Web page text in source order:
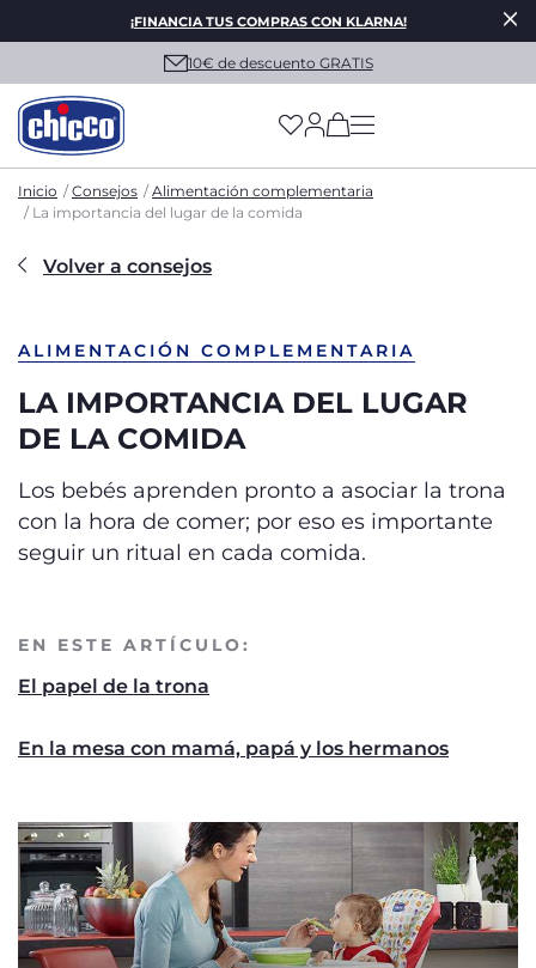
¡FINANCIA TUS COMPRAS CON KLARNA!
10€ de descuento GRATIS
(has more options
Inicio Consejos
Alimentación complementaria
La importancia del lugar de la comida
Volver a consejos
ALIMENTACIÓN COMPLEMENTARIA
LA IMPORTANCIA DEL LUGAR
DE LA COMIDA
Los bebés aprenden pronto a asociar la trona
con la hora de comer; por eso es importante
seguir un ritual en cada comida.
EN ESTE ARTÍCULO:
El papel de la trona
En la mesa con mamá, papá y los hermanos